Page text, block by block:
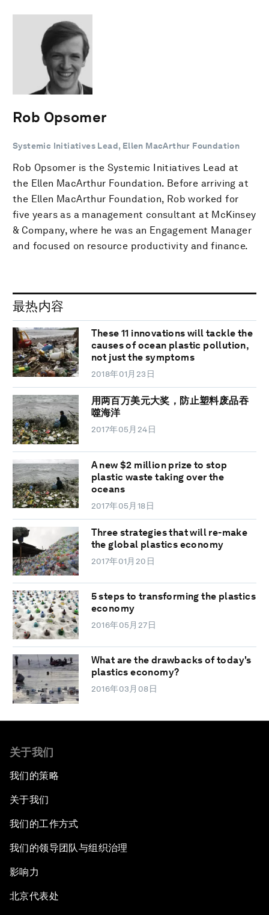
Rob Opsomer
Systemic Initiatives Lead, Ellen MacArthur Foundation
Rob Opsomer is the Systemic Initiatives Lead at
the Ellen MacArthur Foundation. Before arriving at
the Ellen MacArthur Foundation, Rob worked for
five years as a management consultant at McKinsey
& Company, where he was an Engagement Manager
and focused on resource productivity and finance.
最热内容
These 11 innovations will tackle the
causes of ocean plastic pollution,
not just the symptoms
2018年01月23日
用两百万美元大奖，防止塑料废品吞
噬海洋
2017年05月24日
A new $2 million prize to stop
plastic waste taking over the
oceans
2017年05月18日
Three strategies that will re-make
the global plastics economy
2017年01月20日
5 steps to transforming the plastics
economy
2016年05月27日
What are the drawbacks of today's
plastics economy?
2016年03月08日
关于我们
我们的策略
关于我们
我们的工作方式
我们的领导团队与组织治理
影响力
北京代表处